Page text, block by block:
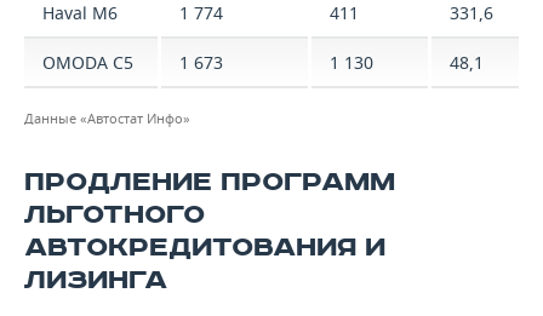
Haval M6 1 774 411 331,6
OMODA C5 1 673 1 130 48,1
Данные «Автостат Инфо»
ПРОДЛЕНИЕ ПРОГРАММ
ЛЬГОТНОГО
АВТОКРЕДИТОВАНИЯ И
ЛИЗИНГА